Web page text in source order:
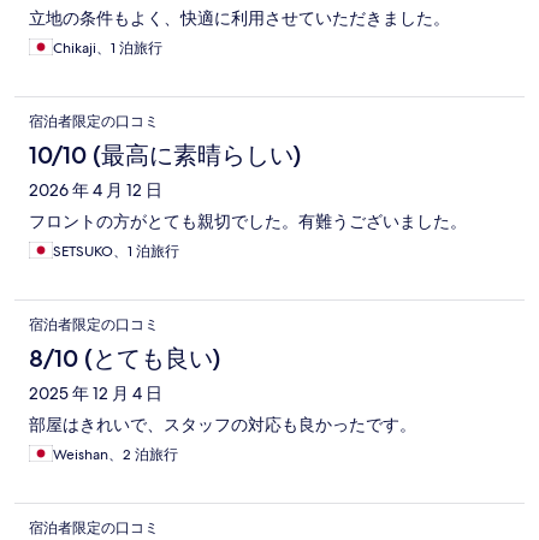
立地の条件もよく、快適に利用させていただきました。
Chikaji、1 泊旅行
宿泊者限定の口コミ
10/10 (最高に素晴らしい)
2026 年 4 月 12 日
フロントの方がとても親切でした。有難うございました。
SETSUKO、1 泊旅行
宿泊者限定の口コミ
8/10 (とても良い)
2025 年 12 月 4 日
部屋はきれいで、スタッフの対応も良かったです。
Weishan、2 泊旅行
宿泊者限定の口コミ